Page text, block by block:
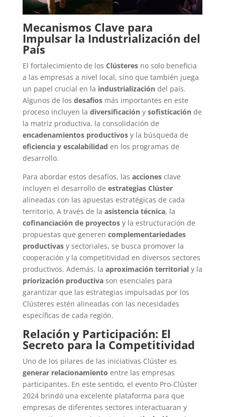
Mecanismos Clave para
Impulsar la Industrialización del
País
El fortalecimiento de los Clústeresno solo beneficia
a las empresas a nivel local, sino que también juega
un papel crucial en la industrializacióndel país.
Algunos de los desafíosmás importantes en este
proceso incluyen la diversificacióny sofisticaciónde
la matriz productiva, la consolidación de
encadenamientos productivosy la búsqueda de
eficiencia y escalabilidad en los programas de
desarrollo.
Para abordar estos desafíos, las accionesclave
incluyen el desarrollo de estrategias Clúster
alineadas con las apuestas estratégicas de cada
territorio. A través de la asistencia técnica, la
cofinanciación de proyectosy la estructuración de
propuestas que generen complementariedades
productivasy sectoriales, se busca promover la
cooperación y la competitividad en diversos sectores
productivos. Además, la aproximación territorialy la
priorización productivason esenciales para
garantizar que las estrategias impulsadas por los
Clústeres estén alineadas con las necesidades
específicas de cada región.
Relación y Participación: El
Secreto para la Competitividad
Uno de los pilares de las iniciativas Clúster es
generar relacionamiento entre las empresas
participantes. En este sentido, el evento Pro-Clúster
2024 brindó una excelente plataforma para que
empresas de diferentes sectores interactuaran y